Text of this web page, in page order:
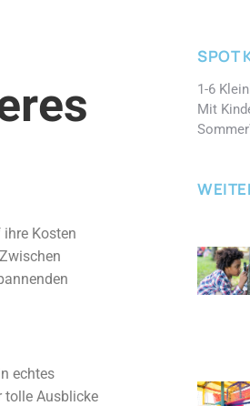
Kosten
echtes
tolle Ausblicke
SPOT
1-6
Mit
Sommer